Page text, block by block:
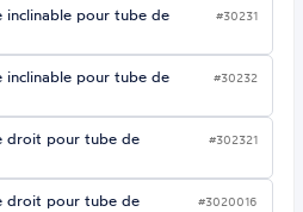
inclinable pour tube de
#30231
inclinable pour tube de
#30232
droit pour tube de
#302321
droit pour tube de
#3020016